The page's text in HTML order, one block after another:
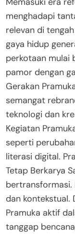
menghadapi
relevan di
gaya hidup
perkotaan mulai
pamor dengan
Gerakan
semangat
teknologi dan
Kegiatan
seperti
literasi digital.
Tetap Berkarya
bertransformasi.
dan kontekstual.
Pramuka aktif
tanggap